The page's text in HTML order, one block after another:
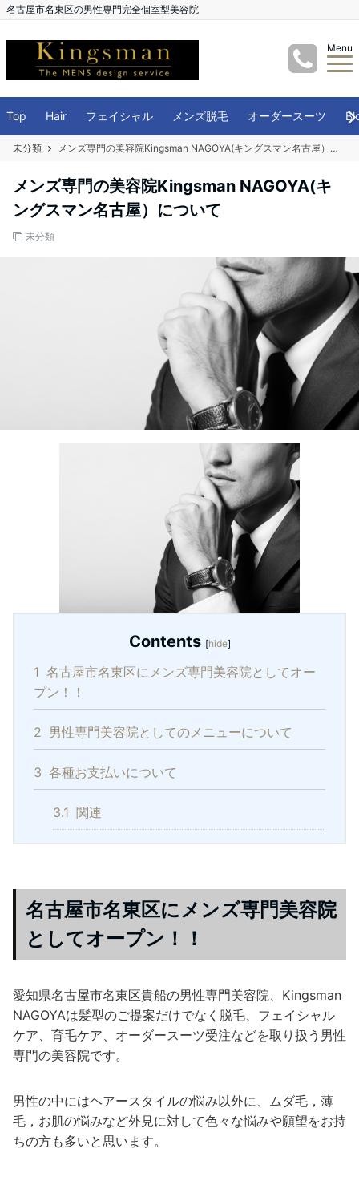
名古屋市名東区の男性専門完全個室型美容院
Menu
Top Hair フェイシャル メンズ脱毛 オーダースーツ
未分類 メンズ専門の美容院Kingsman NAGOYA(キングスマン名古屋）について
メンズ専門の美容院Kingsman NAGOYA(キ
ングスマン名古屋）について
未分類
Contents [hide]
1 名古屋市名東区にメンズ専門美容院としてオー
プン！！
2 男性専門美容院としてのメニューについて
3 各種お支払いについて
3.1 関連
名古屋市名東区にメンズ専門美容院
としてオープン！！
愛知県名古屋市名東区貴船の男性専門美容院、Kingsman
NAGOYAは髪型のご提案だけでなく脱毛、フェイシャル
ケア、育毛ケア、オーダースーツ受注などを取り扱う男性
専門の美容院です。
男性の中にはヘアースタイルの悩み以外に、ムダ毛，薄
毛，お肌の悩みなど外見に対して色々な悩みや願望をお持
ちの方も多いと思います。